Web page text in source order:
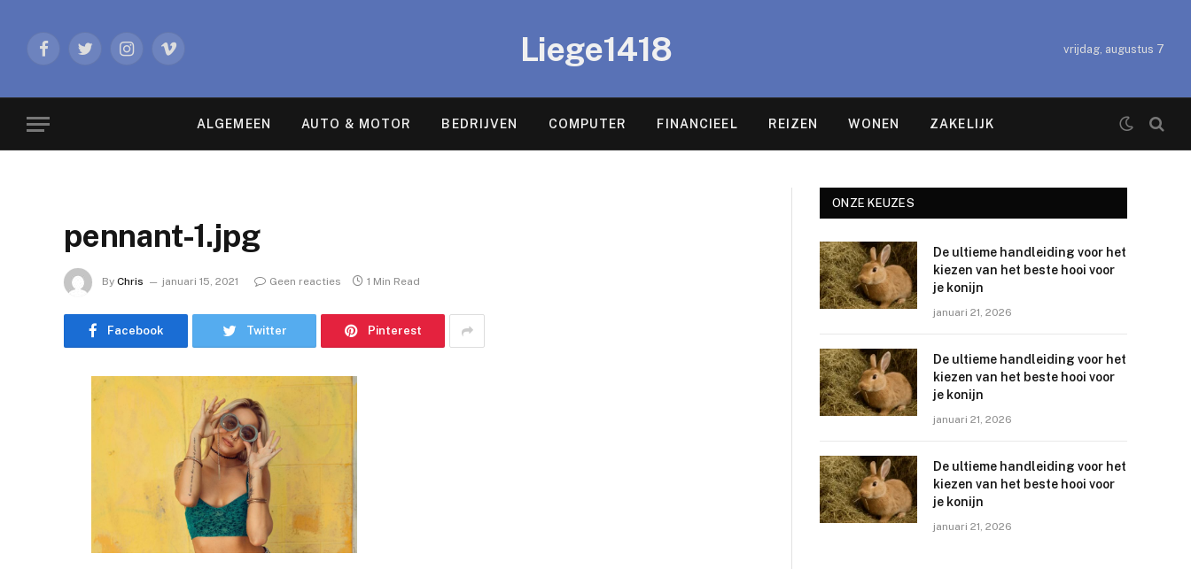
FacebookTwitterInstagramVimeo Liege1418 vrijdag, augustus 7
ALGEMEEN AUTO & MOTOR BEDRIJVEN COMPUTER FINANCIEEL REIZEN WONEN ZAKELIJK
pennant-1.jpg
By Chris januari 15, 2021 Geen reacties 1 Min Read
Facebook Twitter Pinterest
ONZE KEUZES
De ultieme handleiding voor het
kiezen van het beste hooi voor
je konijn
januari 21, 2026
De ultieme handleiding voor het
kiezen van het beste hooi voor
je konijn
januari 21, 2026
De ultieme handleiding voor het
kiezen van het beste hooi voor
je konijn
januari 21, 2026